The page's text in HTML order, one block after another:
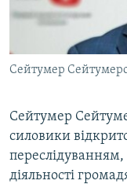
Сейтумер
Сейтумер
силовики
діяльності